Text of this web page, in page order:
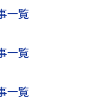
一覧
一覧
一覧